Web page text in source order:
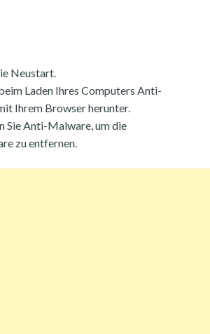
Neustart.
Laden Ihres Computers Anti-
Ihrem Browser herunter.
Sie Anti-Malware, um die
zu entfernen.